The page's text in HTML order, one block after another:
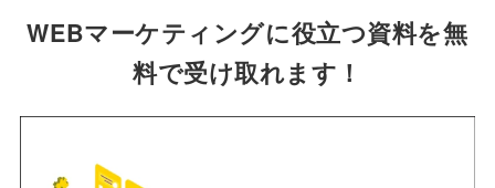
WEBマーケティングに役立つ資料を無
料で受け取れます！